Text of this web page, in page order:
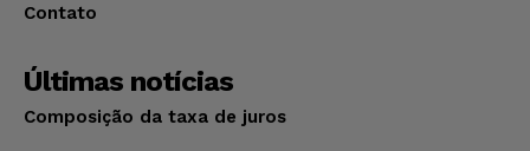
Contato
Últimas notícias
Composição da taxa de juros